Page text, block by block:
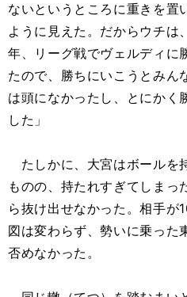
ないというところに重きを置
ように見えた。だからウチは
年、リーグ戦でヴェルディに
たので、勝ちにいこうとみん
は頭になかったし、とにかく
した」
たしかに、大宮はボールを
ものの、持たれすぎてしまっ
ら抜け出せなかった。相手が
図は変わらず、勢いに乗った
否めなかった。